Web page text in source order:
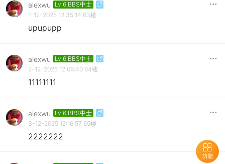
功能
alexwu
Lv.6 BBS中士
1-12-2025 12:35:14 63楼
upupupp
alexwu
Lv.6 BBS中士
2-12-2025 12:08:40 64楼
11111111
alexwu
Lv.6 BBS中士
3-12-2025 12:16:57 65楼
2222222